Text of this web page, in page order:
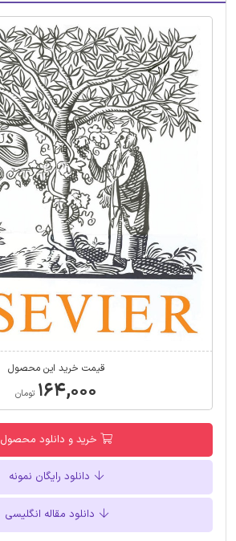
قیمت خرید این محصول
۱۶۴,۰۰۰ تومان
خرید و دانلود محصول
دانلود رایگان نمونه
دانلود مقاله انگلیسی